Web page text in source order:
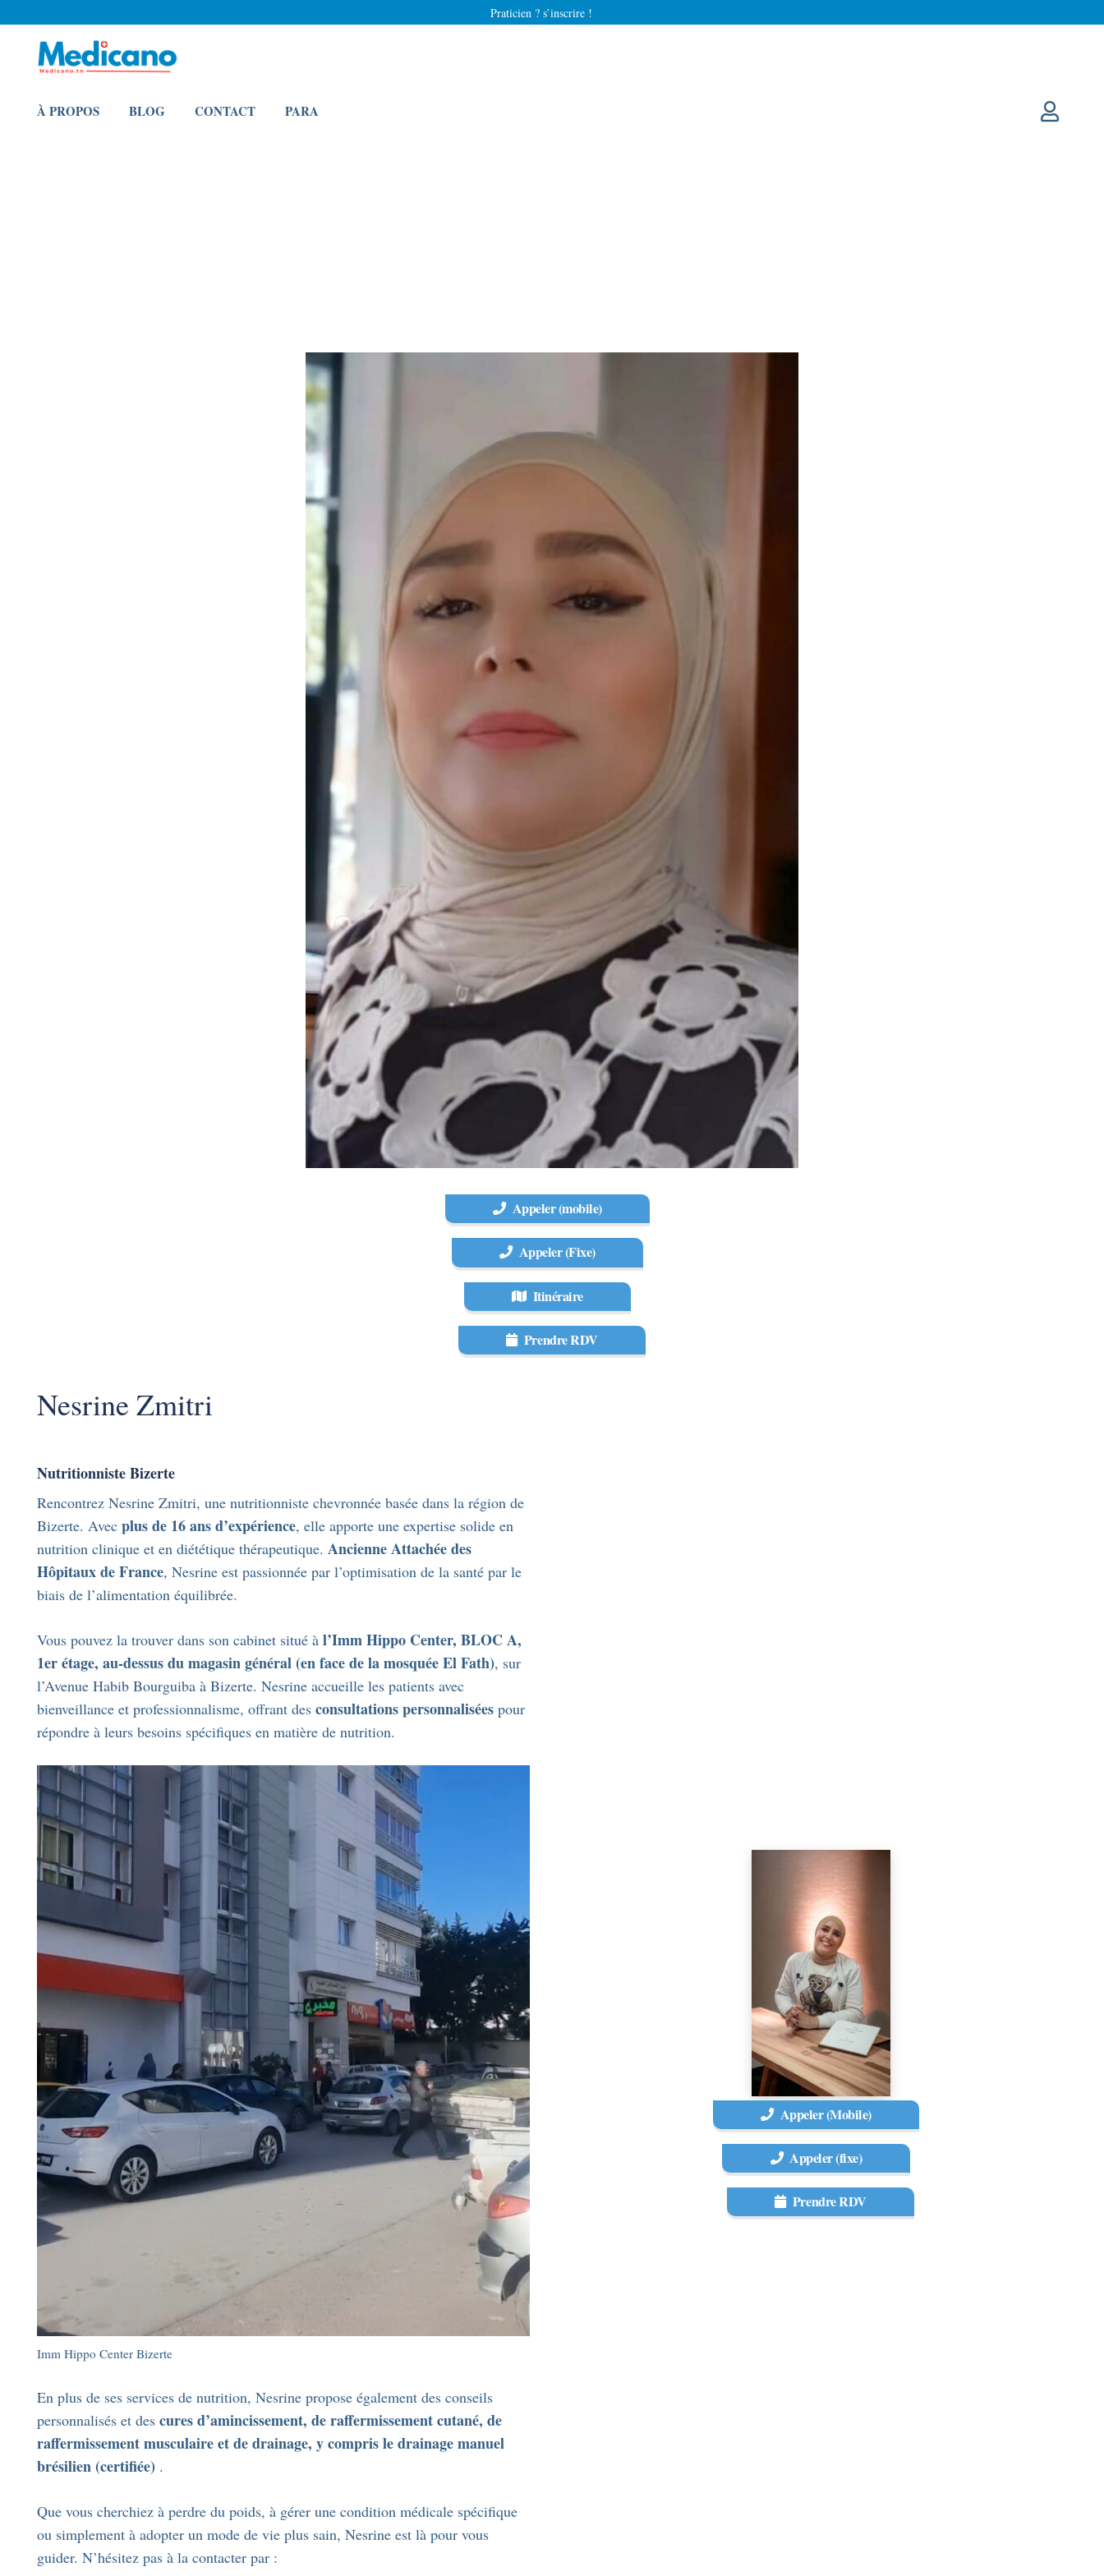
Praticien ? s’inscrire !
À PROPOS BLOG CONTACT PARA
Appeler (mobile)
Appeler (Fixe)
Itinéraire
Prendre RDV
Nesrine Zmitri
Nutritionniste Bizerte
Rencontrez Nesrine Zmitri, une nutritionniste chevronnée basée dans la région de
Bizerte. Avec plus de 16 ans d’expérience, elle apporte une expertise solide en
nutrition clinique et en diététique thérapeutique. Ancienne Attachée des
Hôpitaux de France, Nesrine est passionnée par l’optimisation de la santé par le
biais de l’alimentation équilibrée.
Vous pouvez la trouver dans son cabinet situé à l’Imm Hippo Center, BLOC A,
1er étage, au-dessus du magasin général (en face de la mosquée El Fath), sur
l’Avenue Habib Bourguiba à Bizerte. Nesrine accueille les patients avec
bienveillance et professionnalisme, offrant des consultations personnalisées pour
répondre à leurs besoins spécifiques en matière de nutrition.
Imm Hippo Center Bizerte
En plus de ses services de nutrition, Nesrine propose également des conseils
personnalisés et des cures d’amincissement, de raffermissement cutané, de
raffermissement musculaire et de drainage, y compris le drainage manuel
brésilien (certifiée) .
Que vous cherchiez à perdre du poids, à gérer une condition médicale spécifique
ou simplement à adopter un mode de vie plus sain, Nesrine est là pour vous
guider. N’hésitez pas à la contacter par :
Appeler (Mobile)
Appeler (fixe)
Prendre RDV